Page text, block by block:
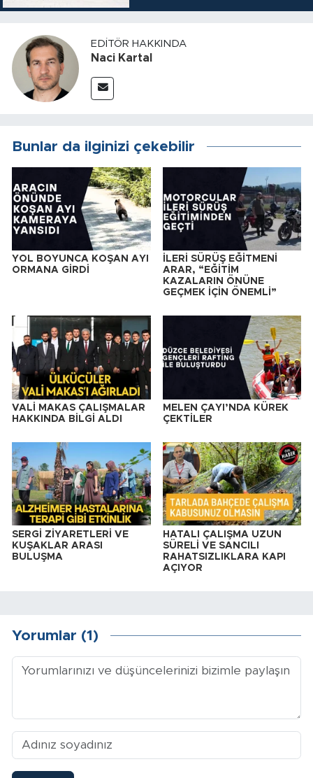
EDITÖR HAKKINDA
Naci Kartal
Bunlar da ilginizi çekebilir
YOL BOYUNCA KOŞAN AYI
ORMANA GİRDİ
İLERİ SÜRÜŞ EĞİTMENİ
ARAR, “EĞİTİM
KAZALARIN ÖNÜNE
GEÇMEK İÇİN ÖNEMLİ”
VALİ MAKAS ÇALIŞMALAR
HAKKINDA BİLGİ ALDI
MELEN ÇAYI’NDA KÜREK
ÇEKTİLER
SERGİ ZİYARETLERİ VE
KUŞAKLAR ARASI
BULUŞMA
HATALI ÇALIŞMA UZUN
SÜRELİ VE SANCILI
RAHATSIZLIKLARA KAPI
AÇIYOR
Yorumlar (1)